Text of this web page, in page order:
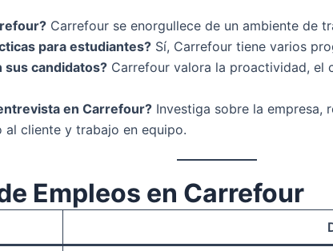
Carrefour se enorgullece de un ambiente de
para estudiantes? Sí, Carrefour tiene varios
sus candidatos? Carrefour valora la proactividad, el
en Carrefour? Investiga sobre la empresa,
al cliente y trabajo en equipo.
Empleos en Carrefour